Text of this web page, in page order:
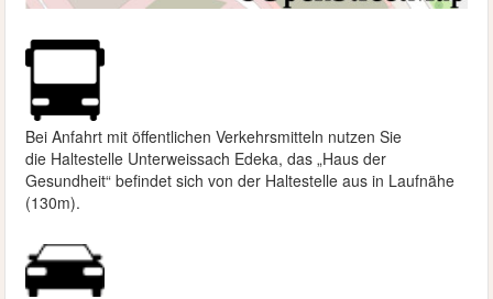
Bei Anfahrt mit öffentlichen Verkehrsmitteln nutzen Sie
die Haltestelle Unterweissach Edeka, das „Haus der
Gesundheit“ befindet sich von der Haltestelle aus in Laufnähe
(130m).